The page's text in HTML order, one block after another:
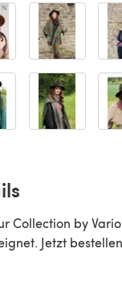
Collection by
Jetzt